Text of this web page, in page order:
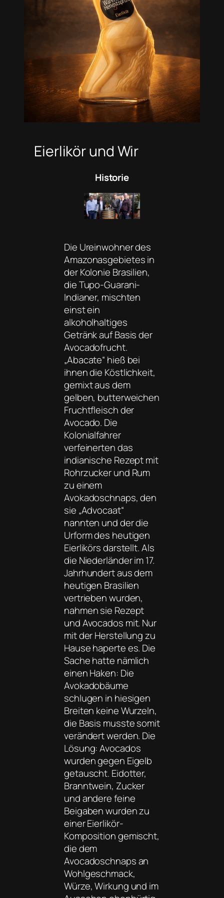
Eierlikör und Wir
Historie
Die Ureinwohner des
Amazonasgebietes in
der Kolonie Brasilien,
die Tupo-Guarani-
Indianer, mischten
einst ein
alkoholhaltiges
Getränk auf Basis der
Avocadofrucht.
„Abacate“ hieß bei
ihnen die Köstlichkeit,
gemixt aus dem
gelben, butterweichen
Fruchtfleisch der
Avocado. Die
Kolonialfahrer
verfeinerten das
indianische Rezept mit
Rohrzucker und Rum
zu einem
Avokadoschnaps, den
sie „Advocaat“
nannten und der die
Urform des heutigen
Eierlikörs darstellt. Als
die Niederländer im 17.
Jahrhundert aus dem
heutigen Brasilien
vertrieben wurden,
nahmen sie Rezept
und Avocados mit. Nur
mit der Herstellung zu
Hause haperte es. Die
Sache hatte nämlich
einen Haken: Die
Avokadobäume
schlugen in hiesigen
Breiten keine Wurzeln,
die Basis musste somit
verändert werden. Die
Lösung: Avocados
wurden gegen Eigelb
getauscht. Eidotter,
Branntwein, Zucker
und andere feine
Beigaben wurden zu
einer Eierlikör-
Komposition gemischt,
die dem
Avocadoschnaps an
Wohlgeschmack,
Würze, Wirkung und im